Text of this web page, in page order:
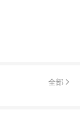
全部